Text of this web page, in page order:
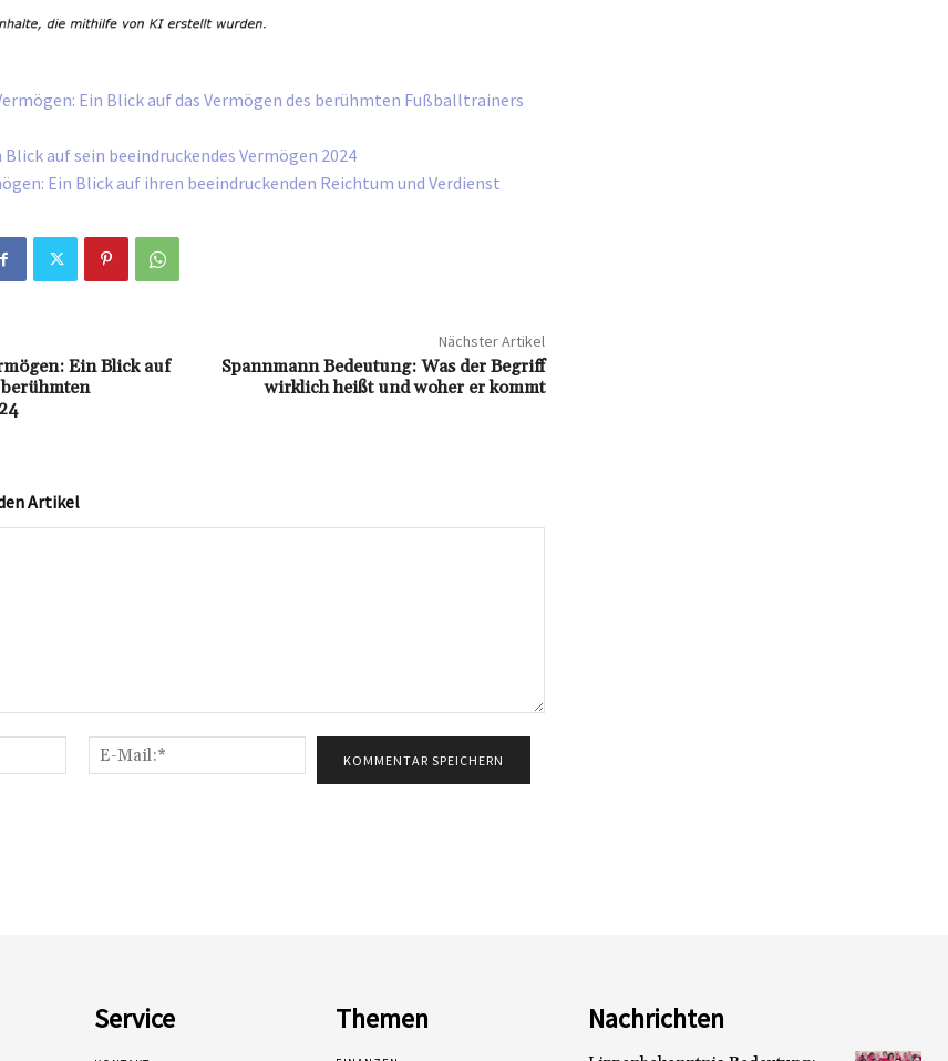
Ein Blick auf das Vermögen des berühmten Fußballtrainers
Blick auf sein beeindruckendes Vermögen 2024
Ein Blick auf ihren beeindruckenden Reichtum und Verdienst
Ein Blick auf
Nächster Artikel
Spannmann Bedeutung: Was der Begriff
wirklich heißt und woher er kommt
Artikel
Name:*
Mail:*
Service Themen Nachrichten